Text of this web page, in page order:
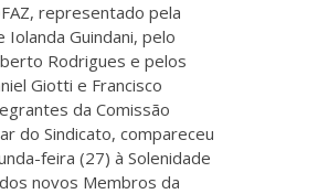
representado pela
Guindani, pelo
Rodrigues e pelos
Giotti e Francisco
da Comissão
do Sindicato, compareceu
feira (27) à Solenidade
novos Membros da